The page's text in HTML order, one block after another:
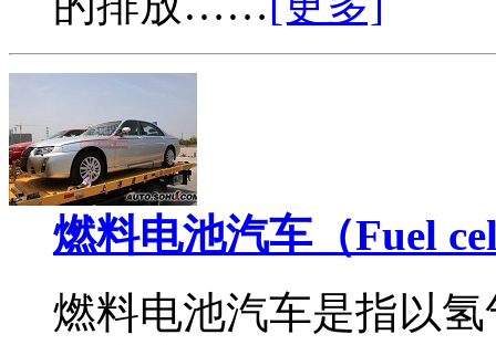
燃料电池汽车（Fuel
燃料电池汽车是指以